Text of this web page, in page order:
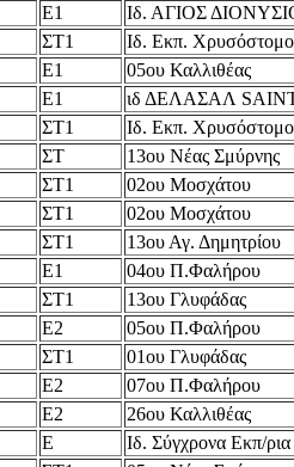
Ε1 Ιδ. ΑΓΙΟΣ
ΣΤ1 Ιδ. Εκπ.
Ε1 05ου Καλλιθέας
Ε1 ιδ ΔΕΛΑΣΑΛ
ΣΤ1 Ιδ. Εκπ.
ΣΤ 13ου Νέας Σμύρνης
ΣΤ1 02ου Μοσχάτου
ΣΤ1 02ου Μοσχάτου
ΣΤ1 13ου Αγ. Δημητρίου
Ε1 04ου Π.Φαλήρου
ΣΤ1 13ου Γλυφάδας
Ε2 05ου Π.Φαλήρου
ΣΤ1 01ου Γλυφάδας
Ε2 07ου Π.Φαλήρου
Ε2 26ου Καλλιθέας
Ε Ιδ. Σύγχρονα Εκπ/